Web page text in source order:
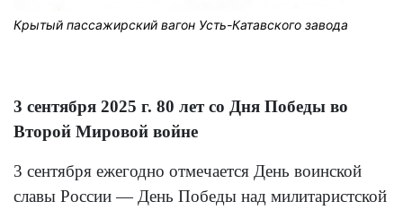
Крытый пассажирский вагон Усть-Катавского завода
3 сентября 2025 г. 80 лет со Дня Победы во
Второй Мировой войне
3 сентября ежегодно отмечается День воинской
славы России — День Победы над милитаристской